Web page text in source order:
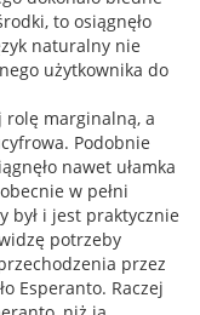
to osiągnęło
naturalny nie
użytkownika do
rolę marginalną, a
Podobnie
nawet ułamka
w pełni
był i jest praktycznie
potrzeby
przez
Esperanto. Raczej